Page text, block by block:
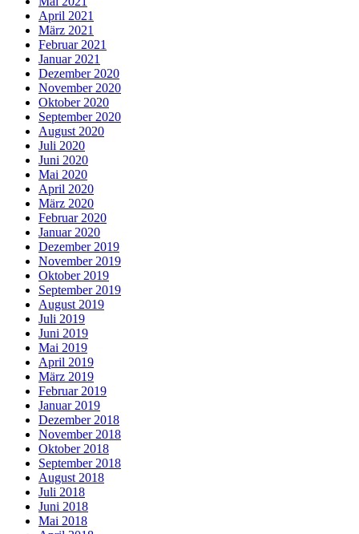
April 2021
März 2021
Februar 2021
Januar 2021
Dezember 2020
November 2020
Oktober 2020
September 2020
August 2020
Juli 2020
Juni 2020
Mai 2020
April 2020
März 2020
Februar 2020
Januar 2020
Dezember 2019
November 2019
Oktober 2019
September 2019
August 2019
Juli 2019
Juni 2019
Mai 2019
April 2019
März 2019
Februar 2019
Januar 2019
Dezember 2018
November 2018
Oktober 2018
September 2018
August 2018
Juli 2018
Juni 2018
Mai 2018